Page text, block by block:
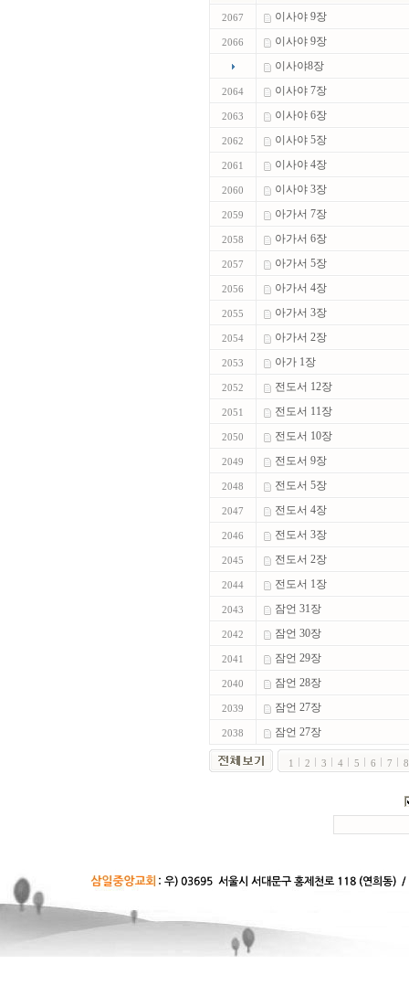
2067 이사야 9장
2066
이사야 9장
이사야8장
2064 이사야 7장
2063 이사야 6장
2062 이사야 5장
2061 이사야 4장
2060 이사야 3장
2059 아가서 7장
2058 아가서 6장
2057 아가서 5장
2056 아가서 4장
2055 아가서 3장
2054 아가서 2장
2053 아가 1장
2052 전도서 12장
2051 전도서 11장
2050 전도서 10장
2049 전도서 9장
2048 전도서 5장
2047 전도서 4장
2046 전도서 3장
2045 전도서 2장
2044 전도서 1장
2043 잠언 31장
2042 잠언 30장
2041 잠언 29장
2040 잠언 28장
2039 잠언 27장
2038 잠언 27장
1 2 3 4 5 6 7 8